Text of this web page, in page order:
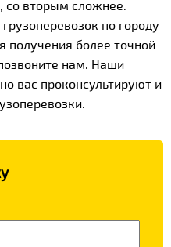
со вторым сложнее.
по городу
получения более точной
нам. Наши
вас проконсультируют и